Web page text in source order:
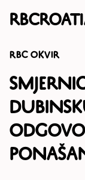
RBC OKVIR